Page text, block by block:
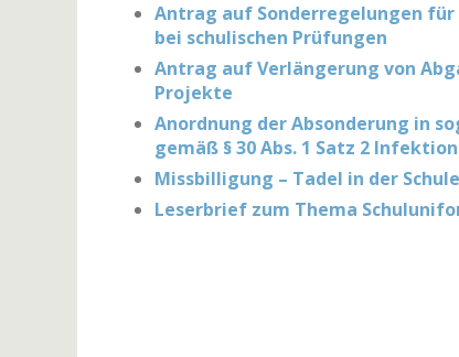
Antrag auf Sonderregelungen
bei schulischen Prüfungen
Antrag auf Verlängerung von
Projekte
Anordnung der Absonderung in
gemäß § 30 Abs. 1 Satz 2
Missbilligung – Tadel in der
Leserbrief zum Thema